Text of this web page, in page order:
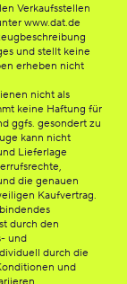
Verkaufsstellen
www.dat.de
und stellt keine
erheben nicht
nicht als
keine Haftung für
ggfs. gesondert zu
kann nicht
Lieferlage
die genauen
Kaufvertrag.
durch den
und
durch die
und